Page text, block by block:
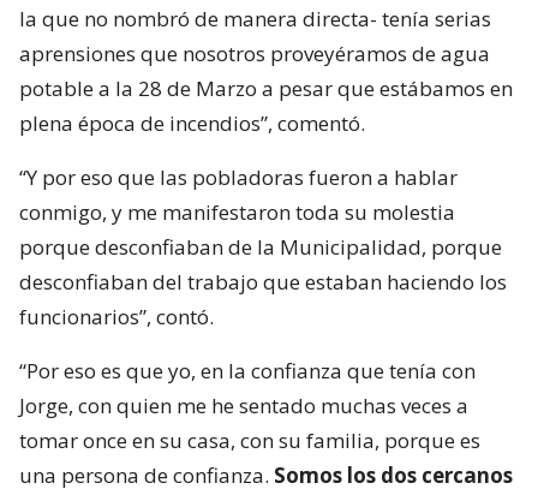
la que no nombró de manera directa- tenía serias
aprensiones que nosotros proveyéramos de agua
potable a la 28 de Marzo a pesar que estábamos en
plena época de incendios”, comentó.
“Y por eso que las pobladoras fueron a hablar
conmigo, y me manifestaron toda su molestia
porque desconfiaban de la Municipalidad, porque
desconfiaban del trabajo que estaban haciendo los
funcionarios”, contó.
“Por eso es que yo, en la confianza que tenía con
Jorge, con quien me he sentado muchas veces a
tomar once en su casa, con su familia, porque es
una persona de confianza. Somos los dos cercanos